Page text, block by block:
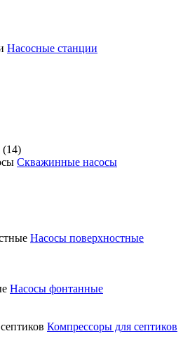
Насосные станции
(14)
Скважинные насосы
Насосы поверхностные
Насосы фонтанные
Компрессоры для септиков